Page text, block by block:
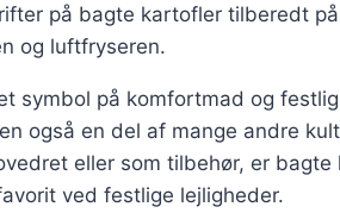
på bagte kartofler tilberedt
og luftfryseren.
symbol på komfortmad og
også en del af mange andre
eller som tilbehør, er bagte
ved festlige lejligheder.